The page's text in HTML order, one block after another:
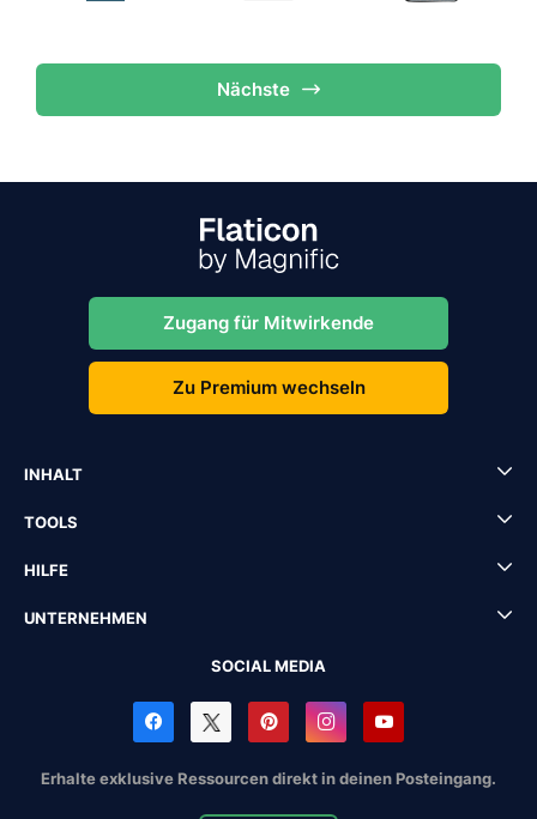
Nächste
Zugang für Mitwirkende
Zu Premium wechseln
INHALT
TOOLS
HILFE
UNTERNEHMEN
SOCIAL MEDIA
Erhalte exklusive Ressourcen direkt in deinen Posteingang.